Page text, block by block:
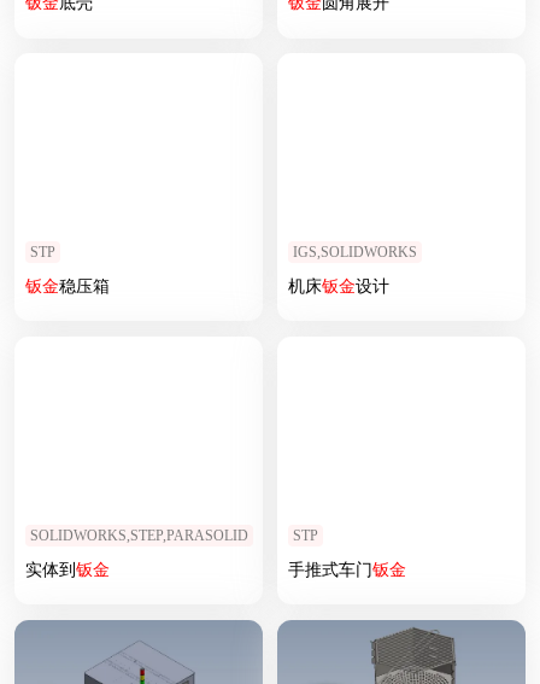
STP
钣金稳压箱
IGS,SOLIDWORKS
机床钣金设计
SOLIDWORKS,STEP,PARASOLID
实体到钣金
STP
手推式车门钣金